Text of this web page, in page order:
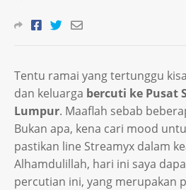
Tentu ramai yang tertunggu
dan keluarga bercuti ke Pusat
Lumpur. Maaflah sebab
Bukan apa, kena cari mood
pastikan line Streamyx dalam
Alhamdulillah, hari ini saya
percutian ini, yang merupakan